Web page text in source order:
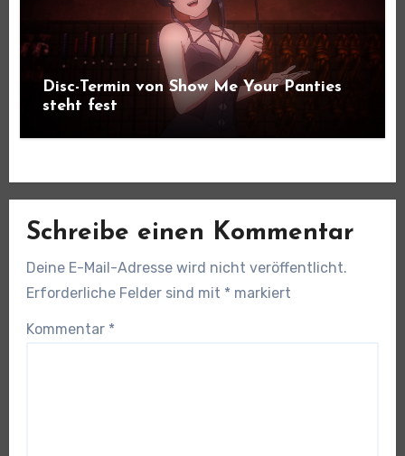
Disc-Termin von Show Me Your Panties
steht fest
Schreibe einen Kommentar
Deine E-Mail-Adresse wird nicht veröffentlicht.
Erforderliche Felder sind mit * markiert
Kommentar *